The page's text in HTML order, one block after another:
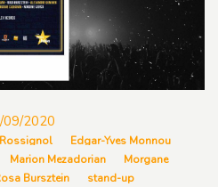
09/2020
Edgar-Yves Monnou
Marion Mezadorian
Morgane
Bursztein stand-up